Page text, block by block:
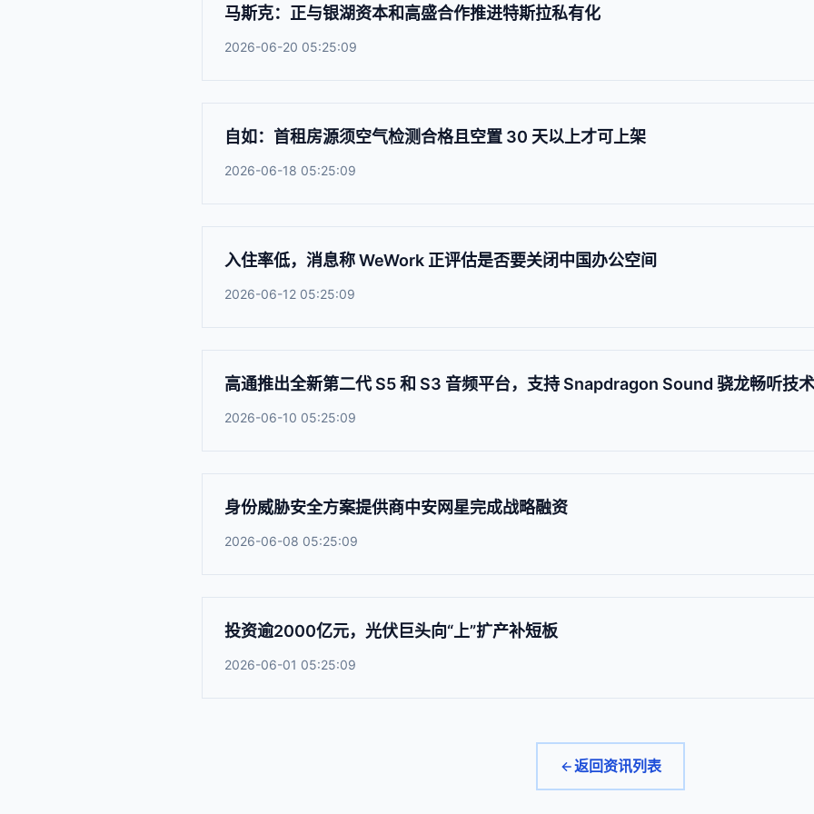
马斯克：正与银湖资本和高盛合作推进特斯拉私有化
2026-06-20 05:25:09
自如：首租房源须空气检测合格且空置 30 天以上才可上架
2026-06-18 05:25:09
入住率低，消息称 WeWork 正评估是否要关闭中国办公空间
2026-06-12 05:25:09
高通推出全新第二代 S5 和 S3 音频平台，支持 Snapdragon Sound 骁龙畅听技术
2026-06-10 05:25:09
身份威胁安全方案提供商中安网星完成战略融资
2026-06-08 05:25:09
投资逾2000亿元，光伏巨头向“上”扩产补短板
2026-06-01 05:25:09
返回资讯列表